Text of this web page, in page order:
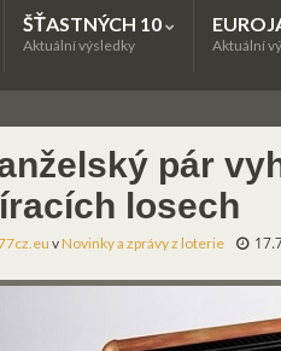
ŠŤASTNÝCH 10
Aktuální výsledky Aktuální
pár
losech
vNovinky a zprávy z loterie